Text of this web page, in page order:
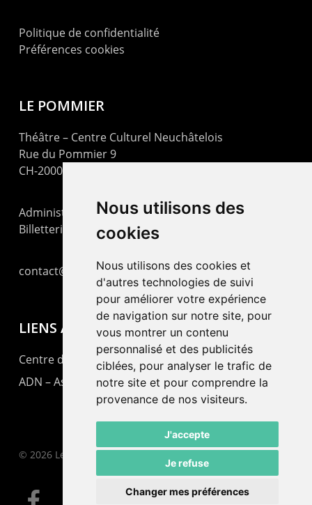
Nous utilisons des
cookies
Nous utilisons des cookies et
d'autres technologies de suivi
pour améliorer votre expérience
de navigation sur notre site, pour
vous montrer un contenu
personnalisé et des publicités
ciblées, pour analyser le trafic de
notre site et pour comprendre la
provenance de nos visiteurs.
J'accepte
Je refuse
Changer mes préférences
Politique de confidentialité
Préférences cookies
LE POMMIER
Théâtre – Centre Culturel Neuchâtelois
Rue du Pommier 9
CH-2000 Neuchâtel
Administration : +41 32 725 03 03
Billetterie : +41 32 725 05 05
contact@lepommier.ch
LIENS AMIS
Centre de culture ABC
ADN – Association Danse Neuchâtel
© 2026 Le Pommier.
facebook email